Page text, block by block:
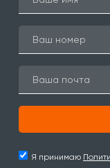
Я принимаю